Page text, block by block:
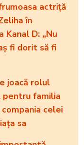
actriță
în
Kanal D: „Nu
fi dorit să fi
joacă rolul
familia
celei
sa